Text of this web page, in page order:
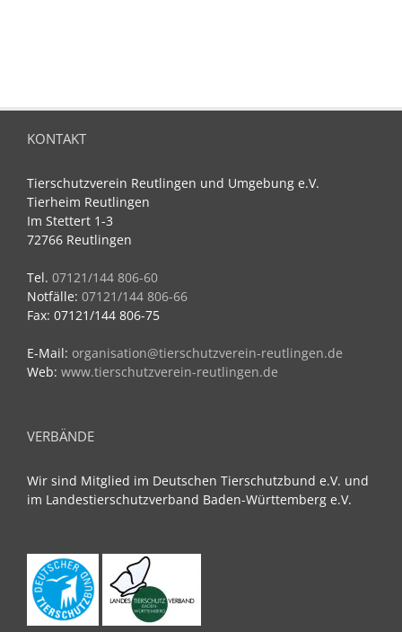
KONTAKT
Tierschutzverein Reutlingen und Umgebung e.V.
Tierheim Reutlingen
Im Stettert 1-3
72766 Reutlingen
Tel. 07121/144 806-60
Notfälle: 07121/144 806-66
Fax: 07121/144 806-75
E-Mail: organisation@tierschutzverein-reutlingen.de
Web: www.tierschutzverein-reutlingen.de
VERBÄNDE
Wir sind Mitglied im Deutschen Tierschutzbund e.V. und
im Landestierschutzverband Baden-Württemberg e.V.